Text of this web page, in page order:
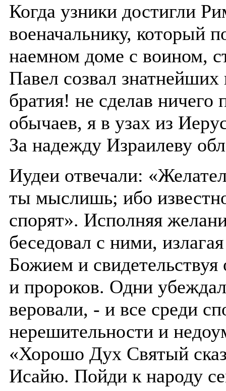
Когда узники достигли
военачальнику, который
наемном доме с воином,
Павел созвал
братия! не сделав ничего
обычаев, я в узах из
За надежду Израилеву
Иудеи отвечали:
ты мыслишь; ибо
спорят». Исполняя
беседовал с ними,
Божием и
и пророков. Одни
веровали, - и все среди
нерешительности и
«Хорошо Дух Святый
Исайю. Пойди к народу